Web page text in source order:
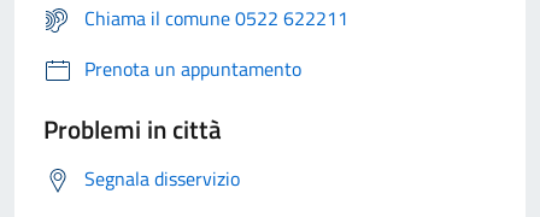
Chiama il comune 0522 622211
Prenota un appuntamento
Problemi in città
Segnala disservizio